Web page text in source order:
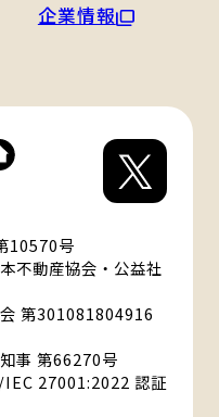
企業情報
10570号
不動産協会・公益社
第301081804916
事 第66270号
27001:2022 認証